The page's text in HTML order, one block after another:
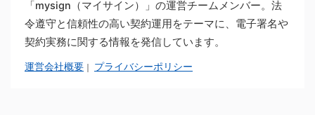
「mysign（マイサイン）」の運営チームメンバー。法
令遵守と信頼性の高い契約運用をテーマに、電子署名や
契約実務に関する情報を発信しています。
運営会社概要 ｜ プライバシーポリシー